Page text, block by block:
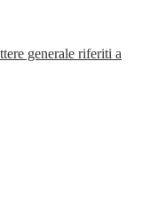
generale riferiti a